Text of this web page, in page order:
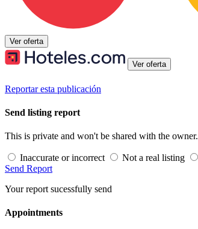
Ver oferta
Ver oferta
Reportar esta publicación
Send listing report
This is private and won't be shared with the owner.
Inaccurate or incorrect Not a real listing
Send Report
Your report sucessfully send
Appointments